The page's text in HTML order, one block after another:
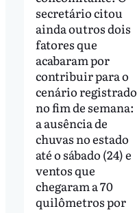
secretário citou
ainda outros dois
fatores que
acabaram por
contribuir para o
cenário registrado
no fim de semana:
a ausência de
chuvas no estado
até o sábado (24) e
ventos que
chegaram a 70
quilômetros por